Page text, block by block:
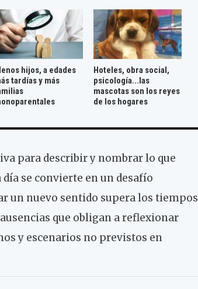
hijos, a edades
tardías y más
Hoteles, obra social,
psicología...las
mascotas son los reyes
de los hogares
para describir y nombrar lo que
se convierte en un desafío
un nuevo sentido supera los tiempos
que obligan a reflexionar
y escenarios no previstos en